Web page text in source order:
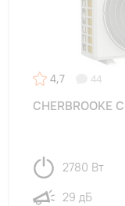
4,7 44
CHERBROOKE
2780 Вт
29 дБ